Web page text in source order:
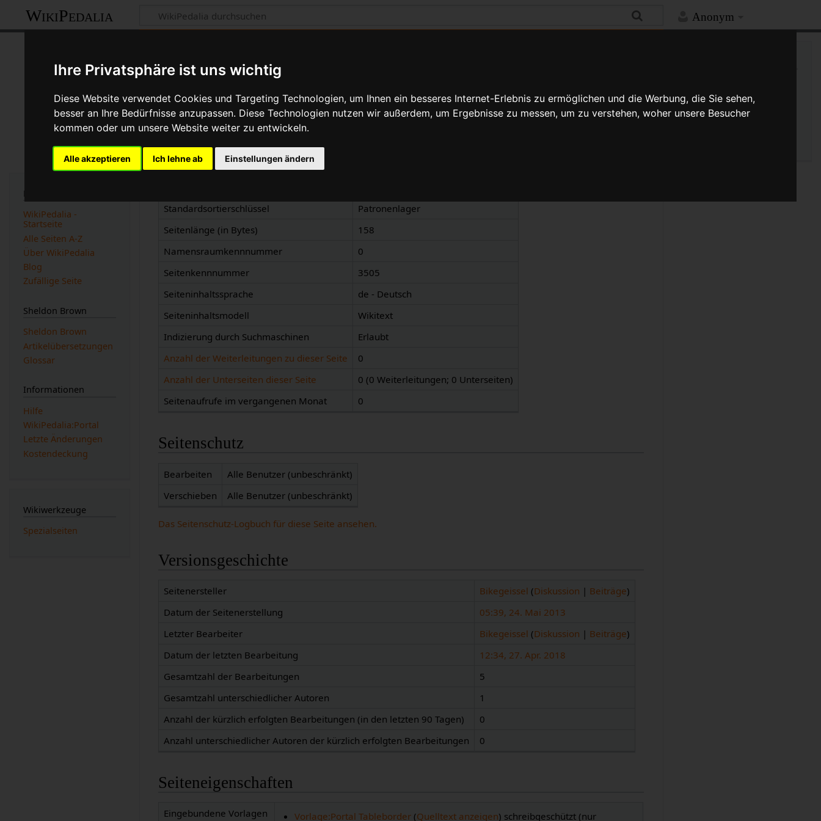
Ihre Privatsphäre ist uns wichtig
Diese Website verwendet Cookies und Targeting Technologien, um Ihnen ein besseres Internet-Erlebnis zu ermöglichen und die Werbung, die Sie sehen,
besser an Ihre Bedürfnisse anzupassen. Diese Technologien nutzen wir außerdem, um Ergebnisse zu messen, um zu verstehen, woher unsere Besucher
kommen oder um unsere Website weiter zu entwickeln.
Alle akzeptieren Ich lehne ab Einstellungen ändern
Anonym
WikiPedalia
Basisinformationen
Anzeigetitel
Standardsortierschlüssel
Patronenlager
Seitenlänge (in Bytes)
158
Namensraumkennnummer
0
Seitenkennnummer
3505
Seiteninhaltssprache
de - Deutsch
Seiteninhaltsmodell
Wikitext
Indizierung durch Suchmaschinen
Erlaubt
Anzahl der Weiterleitungen zu dieser Seite
0
Anzahl der Unterseiten dieser Seite
0 (0 Weiterleitungen; 0 Unterseiten)
Seitenaufrufe im vergangenen Monat
0
Seitenschutz
Bearbeiten
Alle Benutzer (unbeschränkt)
Verschieben
Alle Benutzer (unbeschränkt)
Das Seitenschutz-Logbuch für diese Seite ansehen.
Versionsgeschichte
Seitenersteller Bikegeissel (Diskussion | Beiträge)
Datum der Seitenerstellung
05:39, 24. Mai 2013
Letzter Bearbeiter
Bikegeissel (Diskussion | Beiträge)
Datum der letzten Bearbeitung
12:34, 27. Apr. 2018
Gesamtzahl der Bearbeitungen
5
Gesamtzahl unterschiedlicher Autoren
1
Anzahl der kürzlich erfolgten Bearbeitungen (in den letzten 90 Tagen)
0
Anzahl unterschiedlicher Autoren der kürzlich erfolgten Bearbeitungen
0
Seiteneigenschaften
Eingebundene Vorlagen
Vorlage:Portal Tableborder (Quelltext anzeigen) schreibgeschützt (nur
Navigation
WikiPedalia -
Startseite
Alle Seiten A-Z
Über WikiPedalia
Blog
Zufällige Seite
Sheldon Brown
Sheldon Brown
Artikelübersetzungen
Glossar
Informationen
Hilfe
WikiPedalia:Portal
Letzte Änderungen
Kostendeckung
Wikiwerkzeuge
Spezialseiten
Änderungen an verlinkten
Seiten
Seiten­­informationen